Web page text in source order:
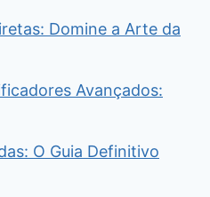
Domine a Arte da
Avançados:
O Guia Definitivo